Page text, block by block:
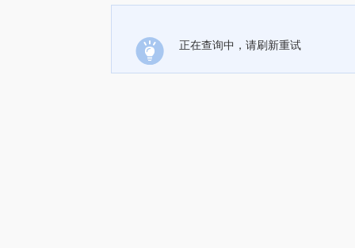
正在查询中，请刷新重试